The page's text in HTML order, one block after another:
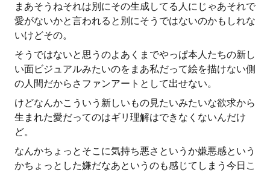
まあそうねそれは別にその生成してる人にじゃあそれで
愛がないかと言われると別にそうではないのかもしれな
いけどその。
そうではないと思うのよあくまでやっぱ本人たちの新し
い面ビジュアルみたいのをまあ私だって絵を描けない側
の人間だからさファンアートとして出せない。
けどなんかこういう新しいもの見たいみたいな欲求から
生まれた愛だってのはギリ理解はできなくないんだけ
ど。
なんかちょっとそこに気持ち悪さというか嫌悪感という
かちょっとした嫌だなあというのも感じてしまう今日こ